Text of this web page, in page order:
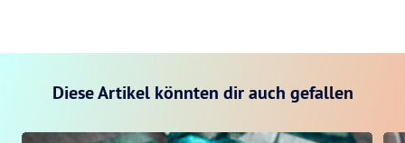
Diese Artikel könnten dir auch gefallen